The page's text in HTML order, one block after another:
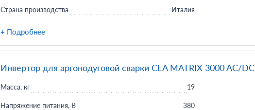
Страна производства Италия
+ Подробнее
Инвертор для аргонодуговой сварки CEA MATRIX 3000 AC/DC
Масса, кг 19
Напряжение питания, В 380